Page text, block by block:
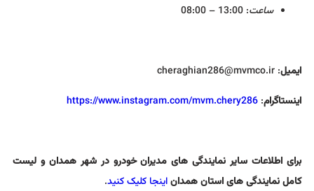
ساعت: 13:00 – 08:00
ایمیل: cheraghian286@mvmco.ir
اینستا‌گرام:
https://www.instagram.com/mvm.chery286
برای اطلاعات سایر نمایندگی های مدیران خودرو در شهر همدان و لیست
کامل نمایندگی های استان همداناینجا کلیک کنید.